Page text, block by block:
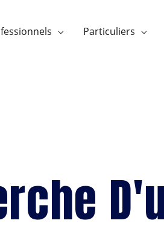
Particuliers